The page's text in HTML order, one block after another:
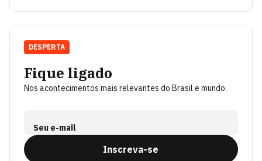
Fique ligado
Nos acontecimentos mais relevantes do Brasil e mundo.
Seu e-mail
Inscreva-se
DESPERTA